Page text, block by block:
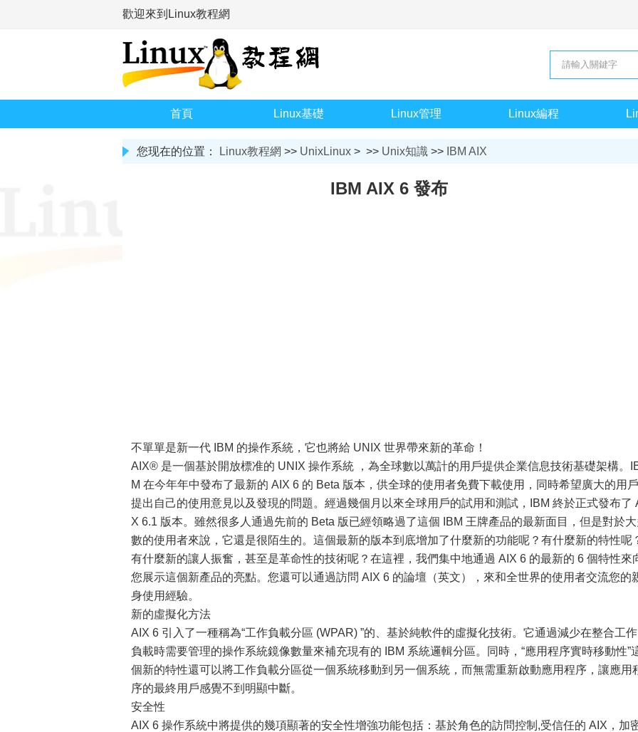
歡迎來到Linux教程網
首頁 Linux基礎 Linux管理 Linux編程
您现在的位置： Linux教程網 >> UnixLinux > >> Unix知識 >> IBM AIX
IBM AIX 6 發布
不單單是新一代 IBM 的操作系統，它也將給 UNIX 世界帶來新的革命！
AIX® 是一個基於開放標准的 UNIX 操作系統 ，為全球數以萬計的用戶提供企業信息技術基礎架構。
M 在今年年中發布了最新的 AIX 6 的 Beta 版本，供全球的使用者免費下載使用，同時希望廣大的用戶
提出自己的使用意見以及發現的問題。經過幾個月以來全球用戶的試用和測試，IBM 終於正式發布了
X 6.1 版本。雖然很多人通過先前的 Beta 版已經領略過了這個 IBM 王牌產品的最新面目，但是對於大
數的使用者來說，它還是很陌生的。這個最新的版本到底增加了什麼新的功能呢？有什麼新的特性呢
有什麼新的讓人振奮，甚至是革命性的技術呢？在這裡，我們集中地通過 AIX 6 的最新的 6 個特性來
您展示這個新產品的亮點。您還可以通過訪問 AIX 6 的論壇（英文），來和全世界的使用者交流您的
身使用經驗。
新的虛擬化方法
AIX 6 引入了一種稱為“工作負載分區 (WPAR) ”的、基於純軟件的虛擬化技術。它通過減少在整合工作
負載時需要管理的操作系統鏡像數量來補充現有的 IBM 系統邏輯分區。同時，“應用程序實時移動性”
個新的特性還可以將工作負載分區從一個系統移動到另一個系統，而無需重新啟動應用程序，讓應用
序的最終用戶感覺不到明顯中斷。
安全性
AIX 6 操作系統中將提供的幾項顯著的安全性增強功能包括：基於角色的訪問控制,受信任的 AIX，加